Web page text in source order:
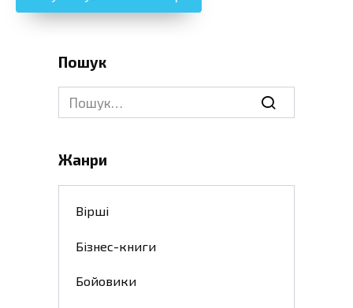
Пошук
Search
for:
Жанри
Вірші
Бізнес-книги
Бойовики